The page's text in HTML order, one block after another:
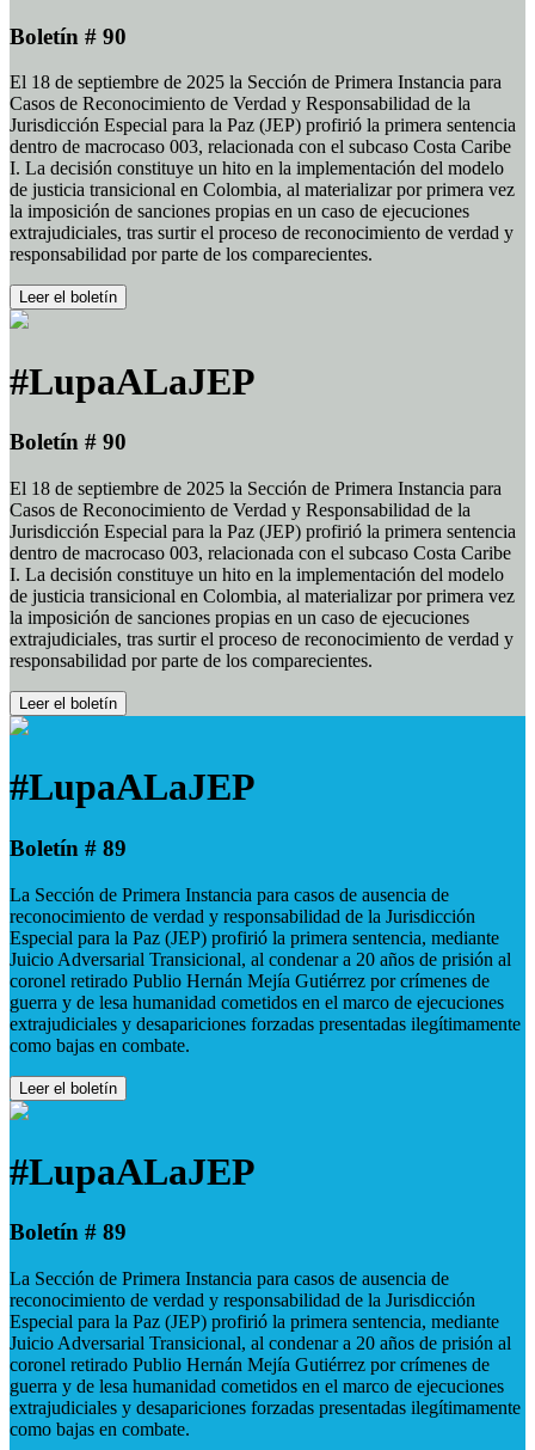
Boletín # 90
El 18 de septiembre de 2025 la Sección de Primera Instancia para
Casos de Reconocimiento de Verdad y Responsabilidad de la
Jurisdicción Especial para la Paz (JEP) profirió la primera sentencia
dentro de macrocaso 003, relacionada con el subcaso Costa Caribe
I. La decisión constituye un hito en la implementación del modelo
de justicia transicional en Colombia, al materializar por primera vez
la imposición de sanciones propias en un caso de ejecuciones
extrajudiciales, tras surtir el proceso de reconocimiento de verdad y
responsabilidad por parte de los comparecientes.
Leer el boletín
#LupaALaJEP
Boletín # 90
El 18 de septiembre de 2025 la Sección de Primera Instancia para
Casos de Reconocimiento de Verdad y Responsabilidad de la
Jurisdicción Especial para la Paz (JEP) profirió la primera sentencia
dentro de macrocaso 003, relacionada con el subcaso Costa Caribe
I. La decisión constituye un hito en la implementación del modelo
de justicia transicional en Colombia, al materializar por primera vez
la imposición de sanciones propias en un caso de ejecuciones
extrajudiciales, tras surtir el proceso de reconocimiento de verdad y
responsabilidad por parte de los comparecientes.
Leer el boletín
#LupaALaJEP
Boletín # 89
La Sección de Primera Instancia para casos de ausencia de
reconocimiento de verdad y responsabilidad de la Jurisdicción
Especial para la Paz (JEP) profirió la primera sentencia, mediante
Juicio Adversarial Transicional, al condenar a 20 años de prisión al
coronel retirado Publio Hernán Mejía Gutiérrez por crímenes de
guerra y de lesa humanidad cometidos en el marco de ejecuciones
extrajudiciales y desapariciones forzadas presentadas ilegítimamente
como bajas en combate.
Leer el boletín
#LupaALaJEP
Boletín # 89
La Sección de Primera Instancia para casos de ausencia de
reconocimiento de verdad y responsabilidad de la Jurisdicción
Especial para la Paz (JEP) profirió la primera sentencia, mediante
Juicio Adversarial Transicional, al condenar a 20 años de prisión al
coronel retirado Publio Hernán Mejía Gutiérrez por crímenes de
guerra y de lesa humanidad cometidos en el marco de ejecuciones
extrajudiciales y desapariciones forzadas presentadas ilegítimamente
como bajas en combate.